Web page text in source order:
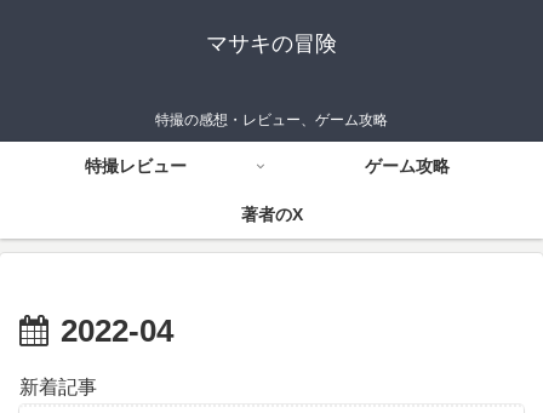
マサキの冒険
特撮の感想・レビュー、ゲーム攻略
特撮レビュー ゲーム攻略
著者のX
2022-04
新着記事